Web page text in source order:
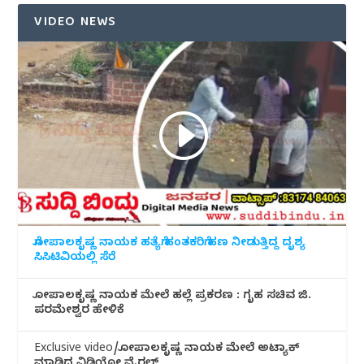
VIDEO NEWS
ಗೋಪಾಲಕೃಷ್ಣ ನಾಯಕ ಹತ್ಯೆಗೆ ಹಂತಕರಿಗೆ ಹಣ ನೀಡುತ್ತಿದ್ದ ದೃಶ್ಯ
ಸಿಸಿಟಿವಿಯಲ್ಲಿ ಸೆರೆ
ಗೋಪಾಲಕೃಷ್ಣ ನಾಯಕ ಮೇಲೆ ಹಲ್ಲೆ ಪ್ರಕರಣ : ಗೃಹ ಸಚಿವ ಜಿ.
ಪರಮೇಶ್ವರ ಹೇಳಿಕೆ
Exclusive video/ಗೋಪಾಲಕೃಷ್ಣ ನಾಯಕ ಮೇಲೆ ಅಟ್ಯಾಕ್